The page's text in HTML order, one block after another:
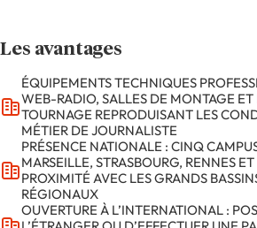
Les avantages
ÉQUIPEMENTS TECHNIQUES
WEB-RADIO, SALLES DE MONTAGE ET
TOURNAGE REPRODUISANT LES
MÉTIER DE JOURNALISTE
PRÉSENCE NATIONALE : CINQ
MARSEILLE, STRASBOURG, RENNES
PROXIMITÉ AVEC LES GRANDS
RÉGIONAUX
OUVERTURE À L’INTERNATIONAL :